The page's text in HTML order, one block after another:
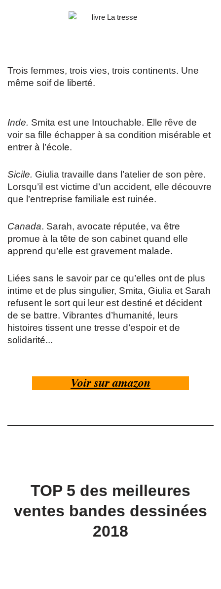
Trois femmes, trois vies, trois continents. Une
même soif de liberté.
Inde. Smita est une Intouchable. Elle rêve de
voir sa fille échapper à sa condition misérable et
entrer à l’école.
Sicile. Giulia travaille dans l’atelier de son père.
Lorsqu’il est victime d’un accident, elle découvre
que l’entreprise familiale est ruinée.
Canada. Sarah, avocate réputée, va être
promue à la tête de son cabinet quand elle
apprend qu’elle est gravement malade.
Liées sans le savoir par ce qu’elles ont de plus
intime et de plus singulier, Smita, Giulia et Sarah
refusent le sort qui leur est destiné et décident
de se battre. Vibrantes d’humanité, leurs
histoires tissent une tresse d’espoir et de
solidarité...
Voir sur amazon
TOP 5 des meilleures
ventes bandes dessinées
2018